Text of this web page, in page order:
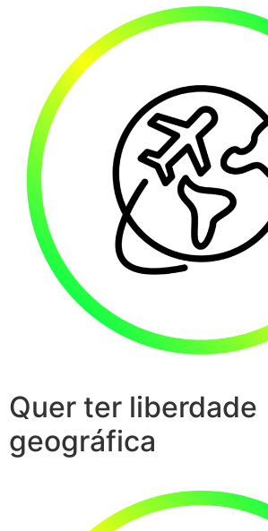
Quer ter liberdade
geográfica